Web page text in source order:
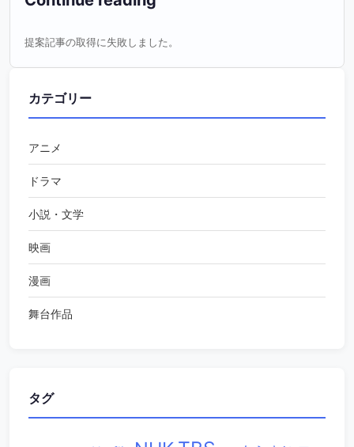
提案記事の取得に失敗しました。
カテゴリー
アニメ
ドラマ
小説・文学
映画
漫画
舞台作品
タグ